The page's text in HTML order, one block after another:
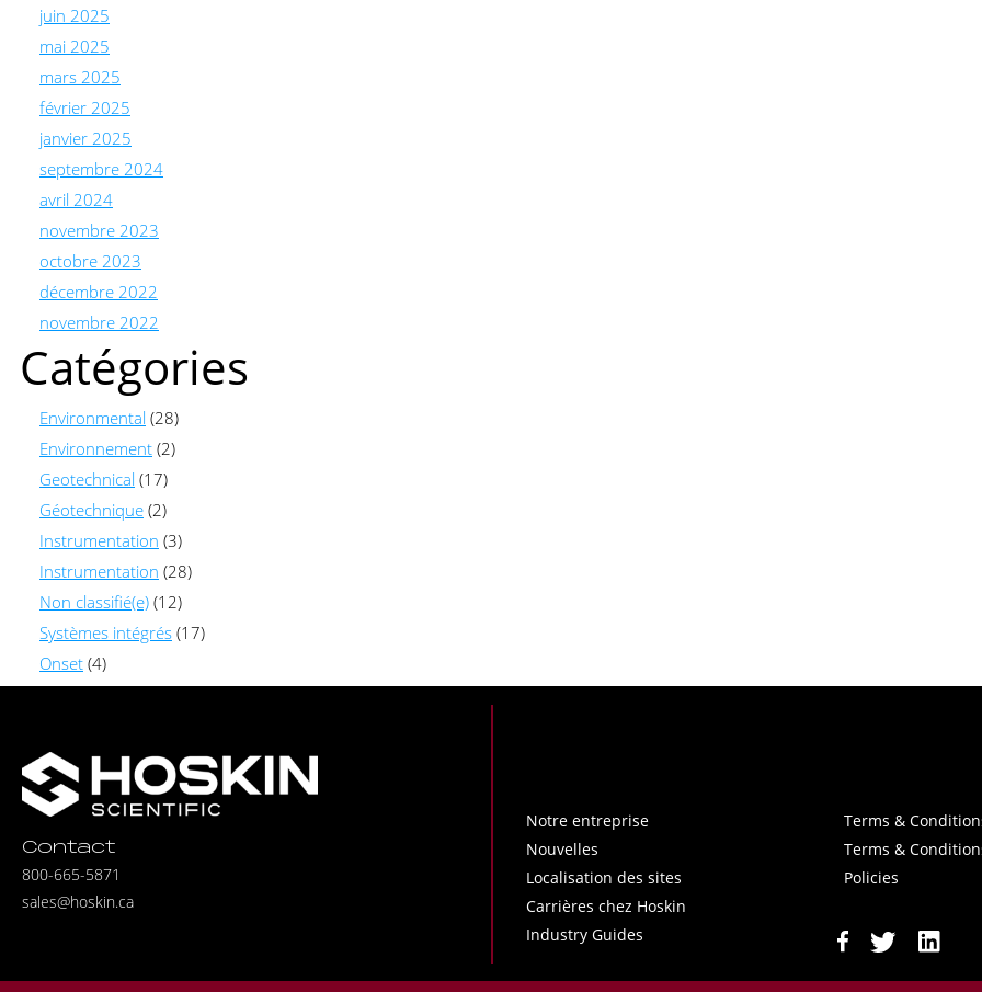
juin 2025
mai 2025
mars 2025
février 2025
janvier 2025
septembre 2024
avril 2024
novembre 2023
octobre 2023
décembre 2022
novembre 2022
Catégories
Environmental (28)
Environnement (2)
Geotechnical (17)
Géotechnique (2)
Instrumentation (3)
Instrumentation (28)
Non classifié(e) (12)
Systèmes intégrés (17)
Onset (4)
Contact
800-665-5871
sales@hoskin.ca
Notre entreprise
Nouvelles
Localisation des sites
Carrières chez Hoskin
Industry Guides
Terms &
Terms &
Policies